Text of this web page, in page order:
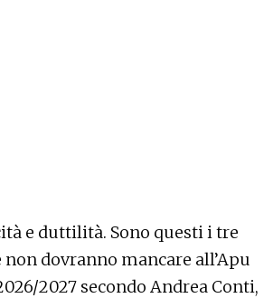
e duttilità. Sono questi i tre
dovranno mancare all’Apu
2027 secondo Andrea Conti,